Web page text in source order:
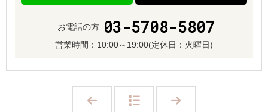
お電話の方 03-5708-5807
営業時間： 10:00～19:00(定休日：火曜日)